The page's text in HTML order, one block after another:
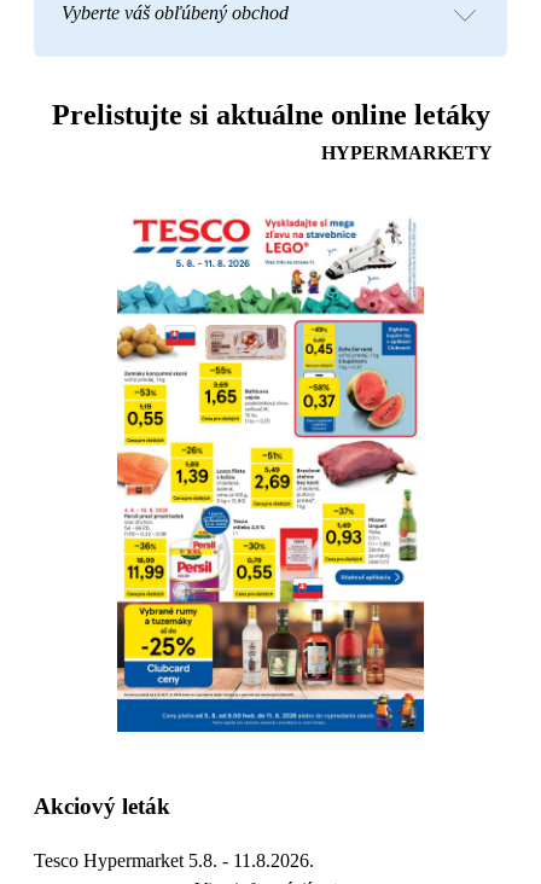
Vyberte váš obľúbený obchod
Prelistujte si aktuálne online letáky
HYPERMARKETY
Akciový leták
Tesco Hypermarket 5.8. - 11.8.2026.